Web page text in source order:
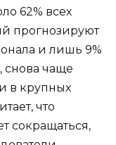
62% всех
прогнозируют
и лишь 9%
чаще
в крупных
что
сокращаться,